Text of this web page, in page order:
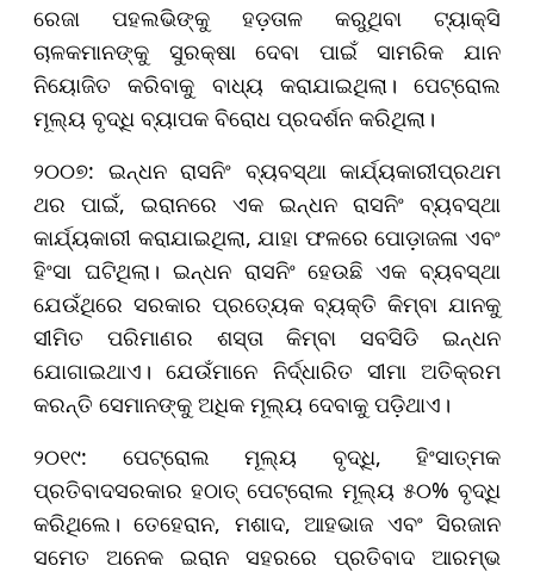
ରେଜା ପହଲଭିଙ୍କୁ ହଡ଼ତାଳ କରୁଥିବା ଟ୍ୟାକ୍ସି
ଚାଳକମାନଙ୍କୁ ସୁରକ୍ଷା ଦେବା ପାଇଁ ସାମରିକ ଯାନ
ନିୟୋଜିତ କରିବାକୁ ବାଧ୍ୟ କରାଯାଇଥିଲା। ପେଟ୍ରୋଲ
ମୂଲ୍ୟ ବୃଦ୍ଧି ବ୍ୟାପକ ବିରୋଧ ପ୍ରଦର୍ଶନ କରିଥିଲା।
୨୦୦୭: ଇନ୍ଧନ ରାସନିଂ ବ୍ୟବସ୍ଥା କାର୍ଯ୍ୟକାରୀପ୍ରଥମ
ଥର ପାଇଁ, ଇରାନରେ ଏକ ଇନ୍ଧନ ରାସନିଂ ବ୍ୟବସ୍ଥା
କାର୍ଯ୍ୟକାରୀ କରାଯାଇଥିଲା, ଯାହା ଫଳରେ ପୋଡ଼ାଜଳା ଏବଂ
ହିଂସା ଘଟିଥିଲା। ଇନ୍ଧନ ରାସନିଂ ହେଉଛି ଏକ ବ୍ୟବସ୍ଥା
ଯେଉଁଥିରେ ସରକାର ପ୍ରତ୍ୟେକ ବ୍ୟକ୍ତି କିମ୍ବା ଯାନକୁ
ସୀମିତ ପରିମାଣର ଶସ୍ତା କିମ୍ବା ସବସିଡି ଇନ୍ଧନ
ଯୋଗାଇଥାଏ। ଯେଉଁମାନେ ନିର୍ଦ୍ଧାରିତ ସୀମା ଅତିକ୍ରମ
କରନ୍ତି ସେମାନଙ୍କୁ ଅଧିକ ମୂଲ୍ୟ ଦେବାକୁ ପଡ଼ିଥାଏ।
୨୦୧୯: ପେଟ୍ରୋଲ ମୂଲ୍ୟ ବୃଦ୍ଧି, ହିଂସାତ୍ମକ
ପ୍ରତିବାଦସରକାର ହଠାତ୍ ପେଟ୍ରୋଲ ମୂଲ୍ୟ ୫୦% ବୃଦ୍ଧି
କରିଥିଲେ। ତେହେରାନ, ମଶାଦ, ଆହଭାଜ ଏବଂ ସିରଜାନ
ସମେତ ଅନେକ ଇରାନ ସହରରେ ପ୍ରତିବାଦ ଆରମ୍ଭ